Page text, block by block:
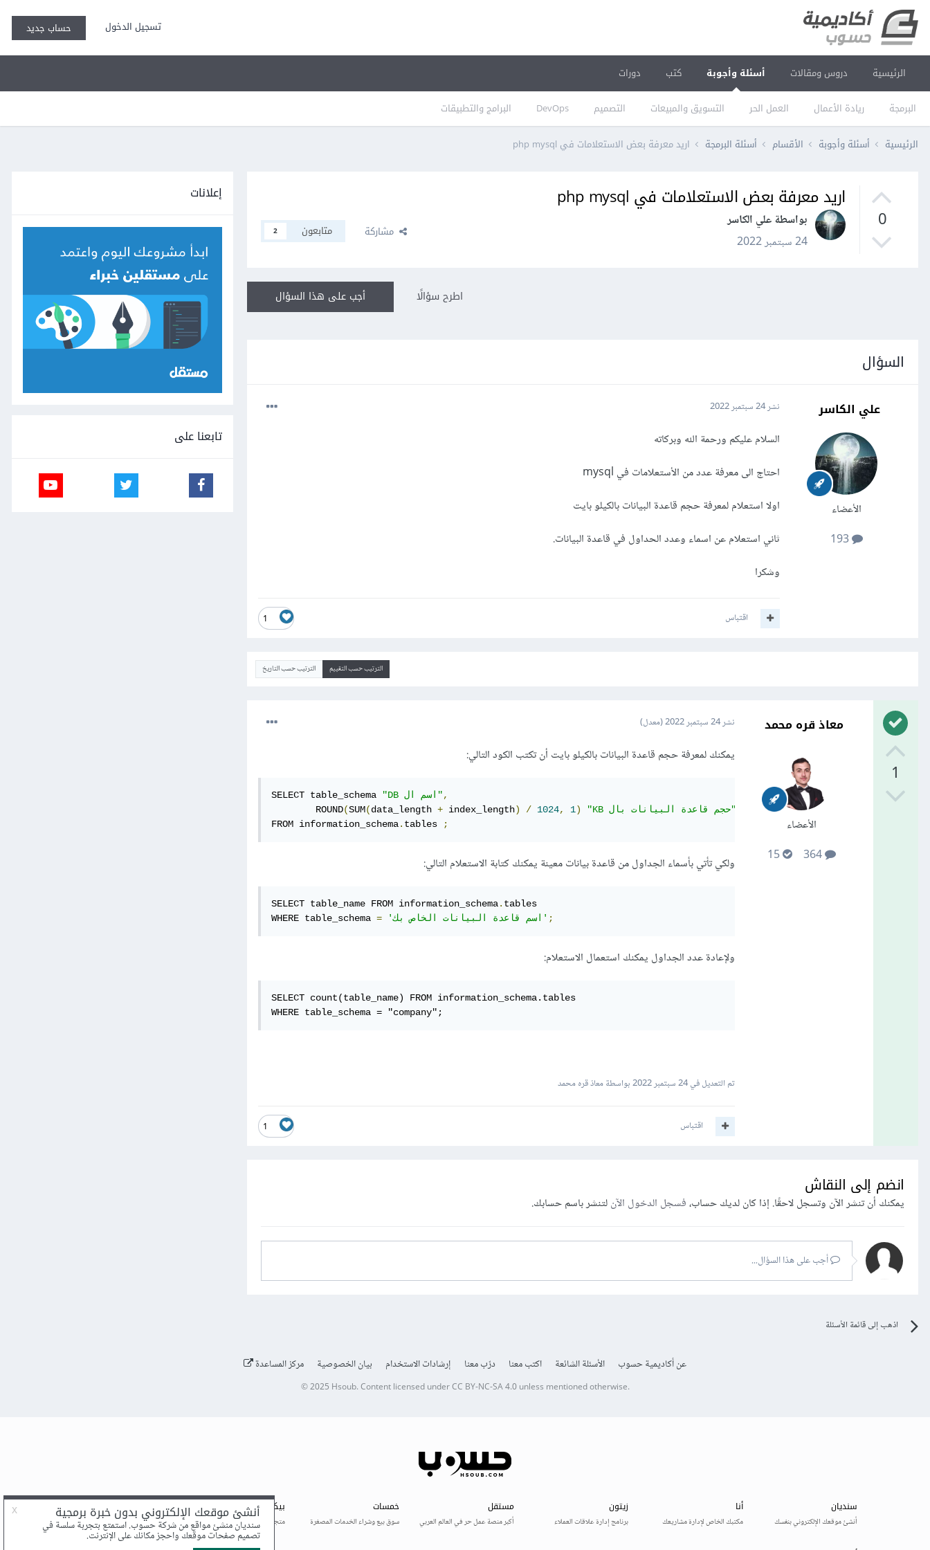
تسجيل الدخول حساب جديد
الرئيسية دروس ومقالات أسئلة وأجوبة
البرمجة ريادة الأعمال العمل الحر التسويق والمبيعات التصميم DevOps البرامج والتطبيقات
كتب دورات
الرئيسية أسئلة وأجوبة الأقسام أسئلة البرمجة اريد معرفة بعض الاستعلامات في php mysql
0
اريد معرفة بعض الاستعلامات في php mysql
بواسطة علي الكاسر
24 سبتمبر 2022
مشاركة متابعون 2
أجب على هذا السؤال اطرح سؤالًا
السؤال
علي الكاسر
الأعضاء
193
نشر24 سبتمبر 2022
السلام عليكم ورحمة الله وبركاته
احتاج الى معرفة عدد من الأستعلامات في mysql
اولا استعلام لمعرفة حجم قاعدة البيانات بالكيلو بايت
ثاني استعلام عن اسماء وعدد الحداول في قاعدة البيانات.
وشكرا
1 اقتباس
الترتيب حسب التقييم الترتيب حسب التاريخ
1
معاذ قره محمد
الأعضاء
364
15
نشر24 سبتمبر 2022 (معدل)
يمكنك لمعرفة حجم قاعدة البيانات بالكيلو بايت أن تكتب الكود التالي:
SELECT table_schema "DB اسم ال",
        ROUND
(SUM(data_length + index_length) / 1024, 1)
"KB حجم قاعدة البيانات بال"
FROM information_schema. tables ;
ولكي تأتي بأسماء الجداول من قاعدة بيانات معينة يمكنك كتابة الاستعلام التالي:
SELECT table_name FROM information_schema. tables
WHERE table_schema = 'اسم قاعدة البيانات الخاص بك' ;
ولإعادة عدد الجداول يمكنك استعمال الاستعلام:
SELECT count(table_name) FROM information_schema.tables
WHERE table_schema = "company";
تم التعديل في24 سبتمبر 2022 بواسطة معاذ قره محمد
1 اقتباس
انضم إلى النقاش
يمكنك أن تنشر الآن وتسجل لاحقًا. إذا كان لديك حساب،فسجل الدخول الآنلتنشر باسم حسابك.
أجب على هذا السؤال...
اذهب إلى قائمة الأسئلة
إعلانات
تابعنا على
عن أكاديمية حسوب الأسئلة الشائعة اكتب معنا درّب معنا إرشادات الاستخدام بيان الخصوصية مركز المساعدة
© 2025 Hsoub.Content licensed underCC BY-NC-SA 4.0unless mentioned otherwise.